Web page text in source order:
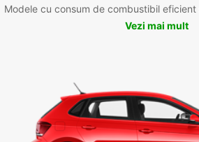
Modele cu consum de combustibil
Vezi mai mult